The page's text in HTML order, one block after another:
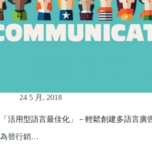
24 5 月, 2018
「活用型語言最佳化」－輕鬆創建多語言廣
為替行銷…